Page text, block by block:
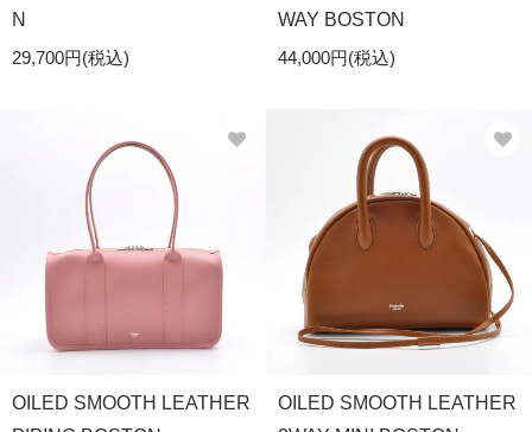
N
29,700円(税込)
WAY BOSTON
44,000円(税込)
OILED SMOOTH LEATHER
OILED SMOOTH LEATHER